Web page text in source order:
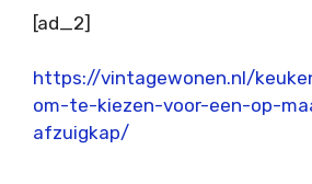
[ad_2]
https://vintagewonen.nl/
om-te-kiezen-voor-een-op-
afzuigkap/